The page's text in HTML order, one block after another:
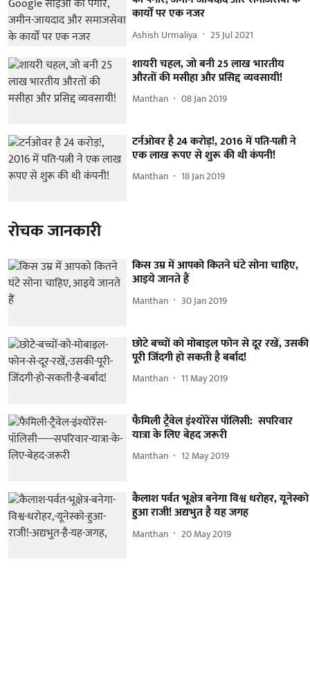
कार्यों पर एक नजर
Ashish Urmaliya 25 Jul 2021
शायरी चहल, जो बनी 25 लाख भारतीय
औरतों की मसीहा और प्रसिद्द व्यवसायी!
Manthan 08 Jan 2019
टर्नओवर है 24 करोड़!, 2016 में पति-पत्नी ने
एक लाख रूपए से शुरू की थी कंपनी!
Manthan 18 Jan 2019
रोचक जानकारी
किस उम्र में आपको कितने घंटे सोना चाहिए,
आइये जानते हैं
Manthan 30 Jan 2019
छोटे बच्चों को मोबाइल फोन से दूर रखें, उसकी
पूरी जिंदगी हो सकती है बर्बाद!
Manthan 11 May 2019
फैमिली ट्रैवेल इंश्योरेंस पॉलिसी: सपरिवार
यात्रा के लिए बेहद जरूरी
Manthan 12 May 2019
कैलाश पर्वत भूक्षेत्र बनेगा विश्व धरोहर, यूनेस्को
हुआ राजी! अद्यभुत है यह जगह
Manthan 20 May 2019